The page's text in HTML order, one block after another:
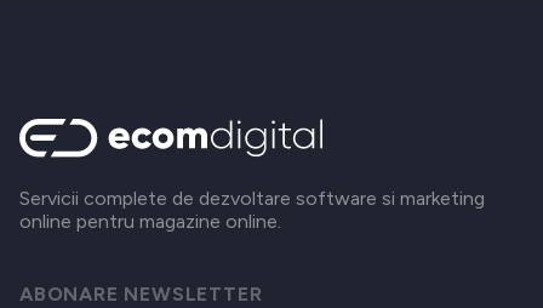
Servicii complete de dezvoltare software si marketing
online pentru magazine online.
ABONARE NEWSLETTER